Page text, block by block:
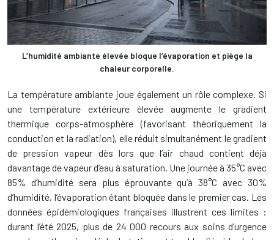
L’humidité ambiante élevée bloque l’évaporation et piège la
chaleur corporelle.
La température ambiante joue également un rôle complexe. Si
une température extérieure élevée augmente le gradient
thermique corps-atmosphère (favorisant théoriquement la
conduction et la radiation), elle réduit simultanément le gradient
de pression vapeur dès lors que l’air chaud contient déjà
davantage de vapeur d’eau à saturation. Une journée à 35°C avec
85% d’humidité sera plus éprouvante qu’à 38°C avec 30%
d’humidité, l’évaporation étant bloquée dans le premier cas. Les
données épidémiologiques françaises illustrent ces limites :
durant l’été 2025, plus de 24 000 recours aux soins d’urgence